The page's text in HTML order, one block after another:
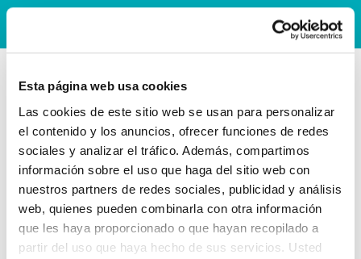
Esta página web usa cookies
Las cookies de este sitio web se usan para personalizar
el contenido y los anuncios, ofrecer funciones de redes
sociales y analizar el tráfico. Además, compartimos
información sobre el uso que haga del sitio web con
nuestros partners de redes sociales, publicidad y análisis
web, quienes pueden combinarla con otra información
que les haya proporcionado o que hayan recopilado a
partir del uso que haya hecho de sus servicios. Usted